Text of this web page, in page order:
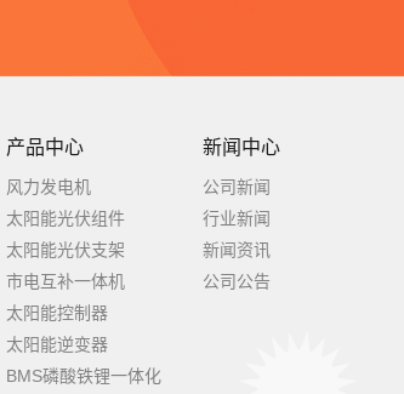
产品中心
风力发电机
太阳能光伏组件
太阳能光伏支架
市电互补一体机
太阳能控制器
太阳能逆变器
BMS磷酸铁锂一体化
新闻中心
公司新闻
行业新闻
新闻资讯
公司公告